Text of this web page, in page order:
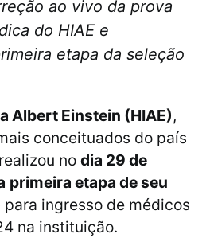
ao vivo da prova
do HIAE e
etapa da seleção
Albert Einstein (HIAE),
conceituados do país
no dia 29 de
primeira etapa de seu
para ingresso de médicos
na instituição.